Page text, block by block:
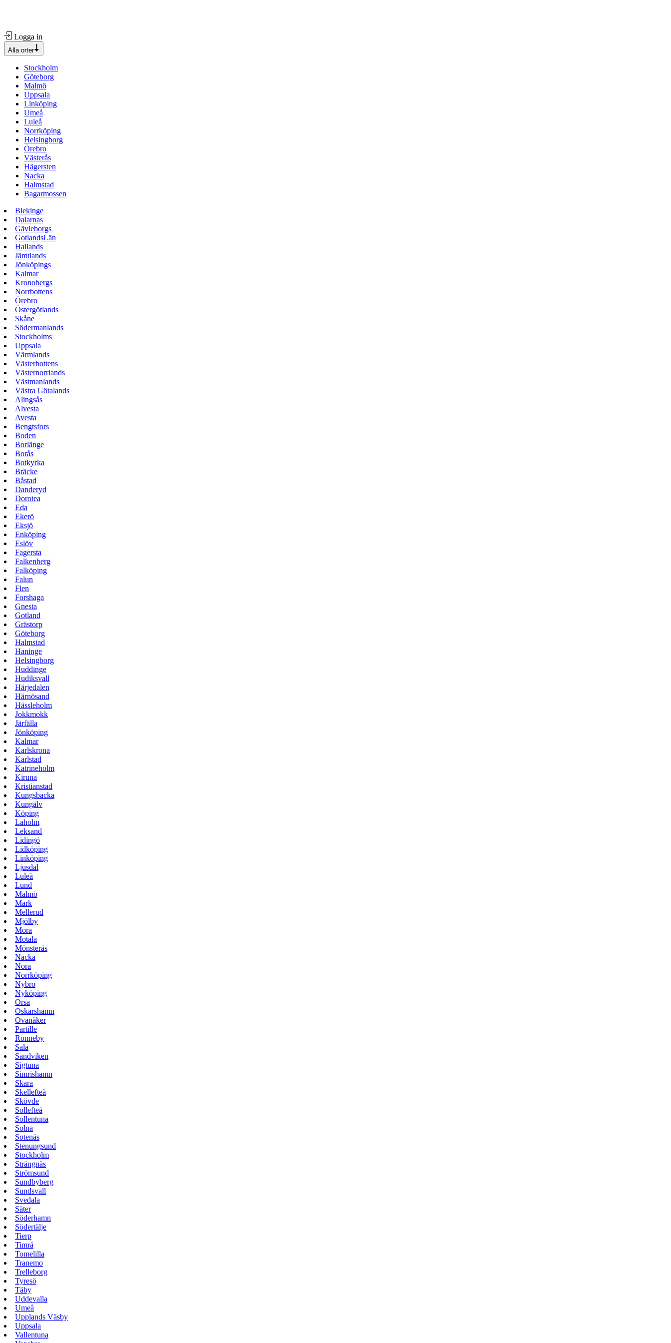
Logga in
Alla orter
Stockholm
Göteborg
Malmö
Uppsala
Linköping
Umeå
Luleå
Norrköping
Helsingborg
Örebro
Västerås
Hägersten
Nacka
Halmstad
Bagarmossen
Blekinge
Dalarnas
Gävleborgs
GotlandsLän
Hallands
Jämtlands
Jönköpings
Kalmar
Kronobergs
Norrbottens
Örebro
Östergötlands
Skåne
Södermanlands
Stockholms
Uppsala
Värmlands
Västerbottens
Västernorrlands
Västmanlands
Västra Götalands
Alingsås
Alvesta
Avesta
Bengtsfors
Boden
Borlänge
Borås
Botkyrka
Bräcke
Båstad
Danderyd
Dorotea
Eda
Ekerö
Eksjö
Enköping
Eslöv
Fagersta
Falkenberg
Falköping
Falun
Flen
Forshaga
Gnesta
Gotland
Grästorp
Göteborg
Halmstad
Haninge
Helsingborg
Huddinge
Hudiksvall
Härjedalen
Härnösand
Hässleholm
Jokkmokk
Järfälla
Jönköping
Kalmar
Karlskrona
Karlstad
Katrineholm
Kiruna
Kristianstad
Kungsbacka
Kungälv
Köping
Laholm
Leksand
Lidingö
Lidköping
Linköping
Ljusdal
Luleå
Lund
Malmö
Mark
Mellerud
Mjölby
Mora
Motala
Mönsterås
Nacka
Nora
Norrköping
Nybro
Nyköping
Orsa
Oskarshamn
Ovanåker
Partille
Ronneby
Sala
Sandviken
Sigtuna
Simrishamn
Skara
Skellefteå
Skövde
Sollefteå
Sollentuna
Solna
Sotenäs
Stenungsund
Stockholm
Strängnäs
Strömsund
Sundbyberg
Sundsvall
Svedala
Säter
Söderhamn
Södertälje
Tierp
Timrå
Tomelilla
Tranemo
Trelleborg
Tyresö
Täby
Uddevalla
Umeå
Upplands Väsby
Uppsala
Vallentuna